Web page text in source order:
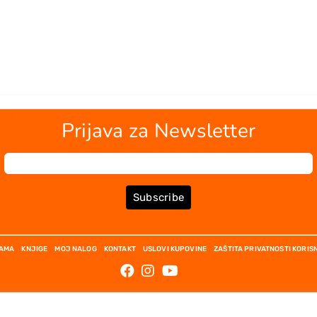
Prijava za Newsletter
Subscribe
KNJIGE MOJ NALOG KONTAKT USLOVI KUPOVINE ZAŠTITA PRIVATNOSTI